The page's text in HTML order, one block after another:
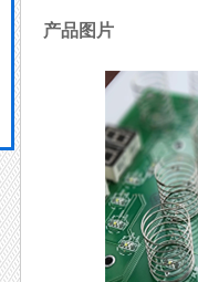
产品图片